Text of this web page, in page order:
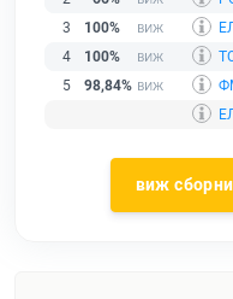
3
100%
4
100%
5
98,84%
виж сборни